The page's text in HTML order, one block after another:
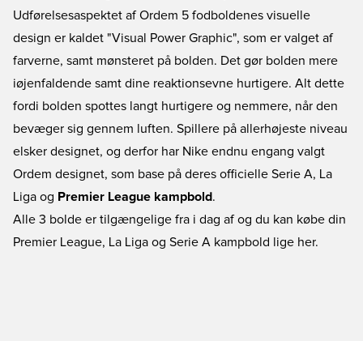
Udførelsesaspektet af Ordem 5 fodboldenes visuelle
design er kaldet "Visual Power Graphic", som er valget af
farverne, samt mønsteret på bolden. Det gør bolden mere
iøjenfaldende samt dine reaktionsevne hurtigere. Alt dette
fordi bolden spottes langt hurtigere og nemmere, når den
bevæger sig gennem luften. Spillere på allerhøjeste niveau
elsker designet, og derfor har Nike endnu engang valgt
Ordem designet, som base på deres officielle Serie A, La
Liga og Premier League kampbold.
Alle 3 bolde er tilgængelige fra i dag af og du kan købe din
Premier League, La Liga og Serie A kampbold lige her.